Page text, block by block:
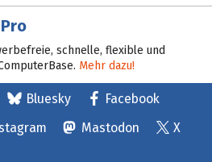
schnelle, flexible und
Mehr dazu!
Bluesky
Facebook
Mastodon
X